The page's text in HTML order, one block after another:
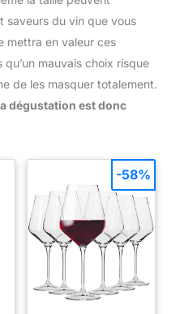
saveurs du vin que vous
mettra en valeur ces
mauvais choix risque
de les masquer totalement.
dégustation est donc
-58%